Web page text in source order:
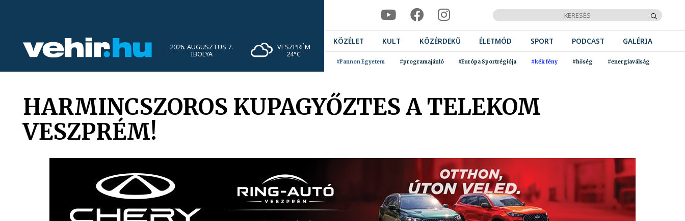
2026. AUGUSZTUS 7.
IBOLYA
VESZPRÉM
24°C
KÖZÉLET KULT KÖZÉRDEKŰ ÉLETMÓD SPORT PODCAST GALÉRIA
#Pannon Egyetem #programajánló #Európa Sportrégiója #kék fény #hőség #energiaválság
HARMINCSZOROS KUPAGYŐZTES A TELEKOM
VESZPRÉM!